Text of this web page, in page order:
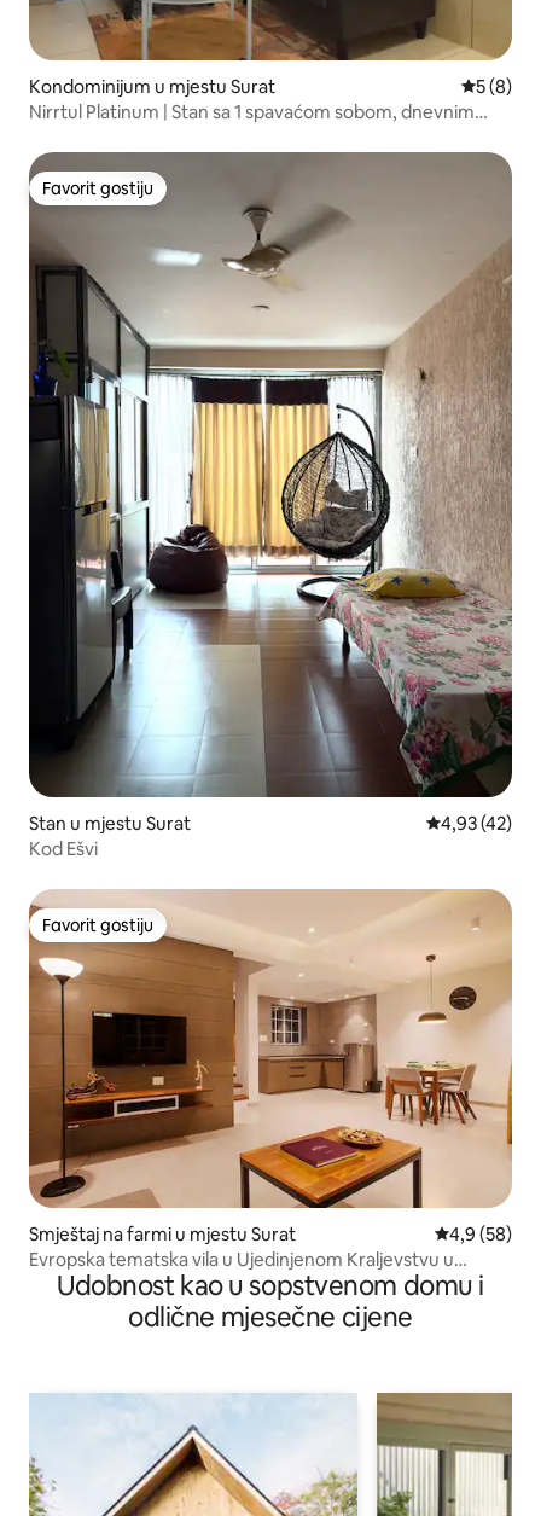
Kondominijum u mjestu Surat
5 (8)
Nirrtul Platinum | Stan sa 1 spavaćom sobom, dnevnim
Favorit gostiju
Favorit gostiju
Stan u mjestu Surat prosječna
4,93 (42)
Kod Ešvi
Favorit gostiju
Favorit gostiju
Smještaj na farmi u mjestu Surat prosječna
4,9 (58)
Evropska tematska vila u Ujedinjenom Kraljevstvu u
Suratu sa sadržajima
Udobnost kao u sopstvenom domu i
odlične mjesečne cijene